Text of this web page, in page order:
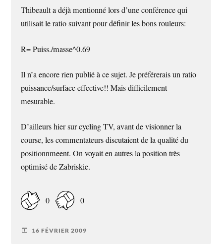
Thibeault a déjà mentionné lors d’une conférence qui
utilisait le ratio suivant pour définir les bons rouleurs:
R= Puiss./masse^0.69
Il n’a encore rien publié à ce sujet. Je préférerais un ratio
puissance/surface effective!! Mais difficilement
mesurable.
D’ailleurs hier sur cycling TV, avant de visionner la
course, les commentateurs discutaient de la qualité du
positionnmeent. On voyait en autres la position très
optimisé de Zabriskie.
0 0
16 FÉVRIER 2009